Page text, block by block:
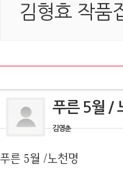
김형효 작품
푸른 5월 /
김영춘
푸른 5월 /노천명